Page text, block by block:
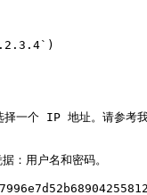
中选择一个 IP 地址。
用户名和密码。